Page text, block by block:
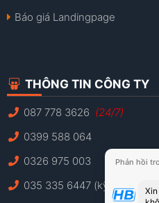
Báo giá Landingpage
THÔNG TIN CÔNG TY
087 778 3626 (24/7)
0399 588 064
0326 975 003
035 335 6447 (kỹ thuật)
Phản hồi